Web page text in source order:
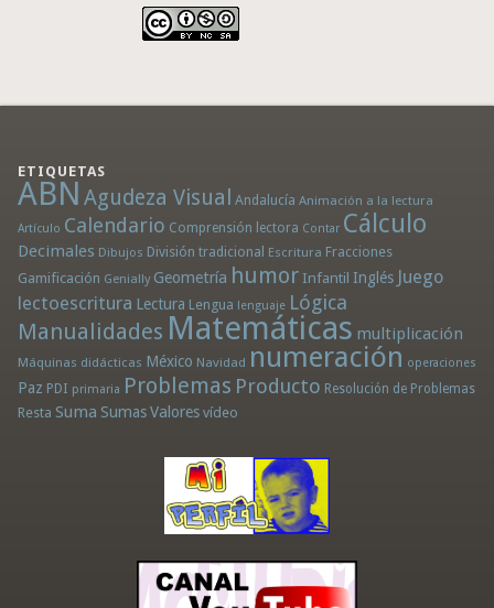
ETIQUETAS
ABN Agudeza Visual Andalucía Animación a la lectura
Artículo Calendario Comprensión lectora Contar Cálculo
Decimales Dibujos División tradicional Escritura Fracciones
Gamificación Genially Geometría humor Infantil Inglés Juego
lectoescritura Lectura Lengua lenguaje Lógica
Manualidades Matemáticas multiplicación
Máquinas didácticas México Navidad numeración operaciones
Paz PDI primaria Problemas Producto Resolución de Problemas
Resta Suma Sumas Valores vídeo